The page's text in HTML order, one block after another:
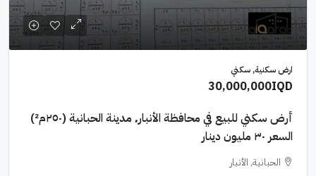
ارض سكنية, سكني
30,000,000IQD
أرض سكني للبيع في محافظة الأنبار٬ مدينة الحبانية (٢٥٠م²)
السعر ٣٠ مليون دينار
الحبانية, الأنبار